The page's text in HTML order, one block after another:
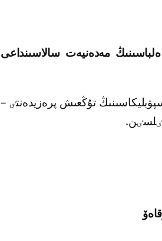
ەلباسىنىڭ مەدەنيەت سالاسىنداعى
رەسپۋبليكاسىنىڭ تۇڭعىش پرەزيدەنتٸ –